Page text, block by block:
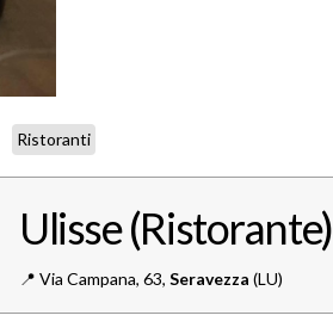
Ristoranti
Ulisse (Ristorante)
📍️ Via Campana, 63, Seravezza (LU)